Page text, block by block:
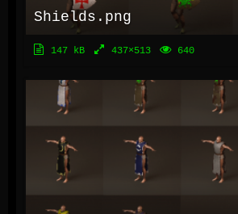
Shields.png
147 kB 437×513 640